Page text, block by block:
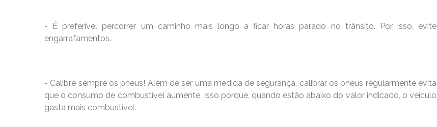
- É preferível percorrer um caminho mais longo a ficar horas parado no trânsito. Por isso, evite
engarrafamentos.
- Calibre sempre os pneus! Além de ser uma medida de segurança, calibrar os pneus regularmente evita
que o consumo de combustível aumente. Isso porque, quando estão abaixo do valor indicado, o veículo
gasta mais combustível.